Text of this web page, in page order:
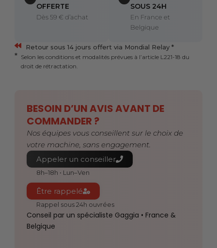
OFFERTE
Dès 59 € d’achat
SOUS 24H
En France et
Belgique
Retour sous 14 jours offert via Mondial Relay *
Selon les conditions et modalités prévues à l’article L221-18 du
droit de rétractation.
BESOIN D’UN AVIS AVANT DE
COMMANDER ?
Nos équipes vous conseillent sur le choix de
votre machine, sans engagement.
Appeler un conseiller
8h–18h • Lun–Ven
Être rappelé
Rappel sous 24h ouvrées
Conseil par un spécialiste Gaggia • France &
Belgique